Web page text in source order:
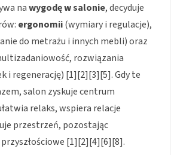
nawygodę w salonie, decyduje
ergonomii(wymiary i regulacje),
do metrażu i innych mebli) oraz
rozwiązania
i regenerację) [1][2][3][5]. Gdy te
salon zyskuje centrum
relaks, wspiera relacje
przestrzeń, pozostając
[1][2][4][6][8].